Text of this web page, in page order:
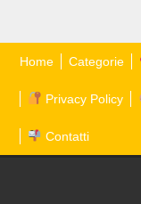
Home Categorie
Privacy Policy
Contatti